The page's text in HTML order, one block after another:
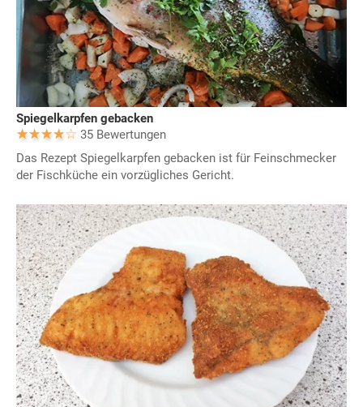
Spiegelkarpfen gebacken
35 Bewertungen
Das Rezept Spiegelkarpfen gebacken ist für Feinschmecker
der Fischküche ein vorzügliches Gericht.